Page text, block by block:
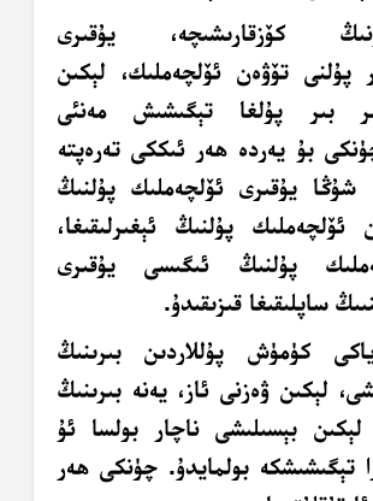
كۆزقارىشىچە، يۇقىرى
پۇلنى تۆۋەن ئۆلچەملىك، لېكىن
بىر پۇلغا تېگىشىش مەنئى
بۇ يەردە ھەر ئىككى تەرەپتە
شۇڭا يۇقىرى ئۆلچەملىك پۇلنىڭ
پۇلنىڭ ئېغىرلىقىغا،
پۇلنىڭ ئىگىسى يۇقىرى
ساپلىقىغا قىزىقىدۇ.
كۈمۈش پۇللاردىن بىرىنىڭ
لېكىن ۋەزنى ئاز، يەنە بىرىنىڭ
لېكىن بېسىلىشى ناچار بولسا ئۇ
تېگىشىشكە بولمايدۇ. چۈنكى ھەر